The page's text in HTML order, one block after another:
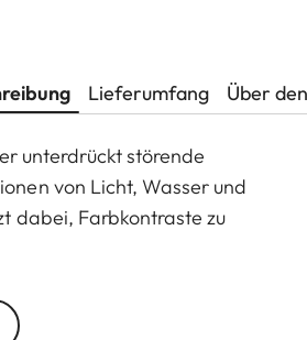
Lieferumfang Über
unterdrückt störende
von Licht, Wasser und
dabei, Farbkontraste zu